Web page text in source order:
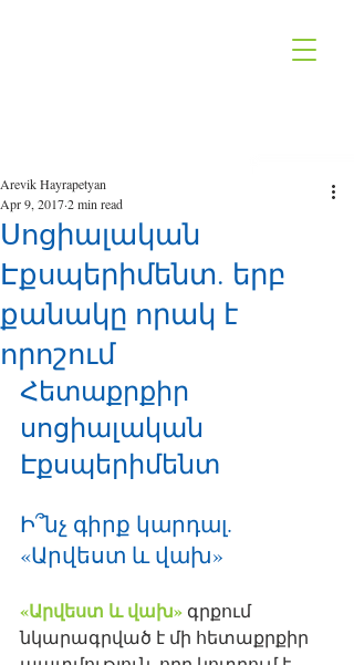
Սոցիալական
Էքսպերիմենտ. երբ
քանակը որակ է
որոշում
Arevik Hayrapetyan
Apr 9, 20172 min read
Հետաքրքիր
սոցիալական
Էքսպերիմենտ
Ի՞նչ գիրք կարդալ.
«Արվեստ և վախ»
«Արվեստ և վախ» գրքում
նկարագրված է մի հետաքրքիր